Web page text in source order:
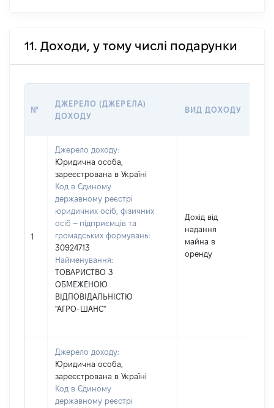
11. Доходи, у тому числі подарунки
№
ДЖЕРЕЛО (ДЖЕРЕЛА)
ДОХОДУ
ВИД ДОХОДУ
1
Джерело доходу:
Юридична особа,
зареєстрована в Україні
Код в Єдиному
державному реєстрі
юридичних осіб, фізичних
осіб – підприємців та
громадських формувань:
30924713
Найменування:
ТОВАРИСТВО З
ОБМЕЖЕНОЮ
ВІДПОВІДАЛЬНІСТЮ
"АГРО-ШАНС"
Дохід від
надання
майна в
оренду
Джерело доходу:
Юридична особа,
зареєстрована в Україні
Код в Єдиному
державному реєстрі